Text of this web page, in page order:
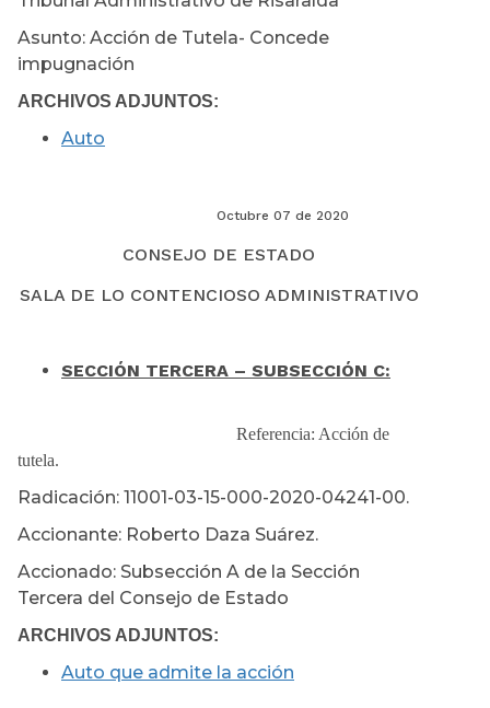
Asunto: Acción de Tutela- Concede
impugnación
ARCHIVOS ADJUNTOS:
Auto
Octubre 07 de 2020
CONSEJO DE ESTADO
SALA DE LO CONTENCIOSO ADMINISTRATIVO
SECCIÓN TERCERA – SUBSECCIÓN C:
Referencia: Acción de
tutela.
Radicación: 11001-03-15-000-2020-04241-00.
Accionante: Roberto Daza Suárez.
Accionado: Subsección A de la Sección
Tercera del Consejo de Estado
ARCHIVOS ADJUNTOS:
Auto que admite la acción